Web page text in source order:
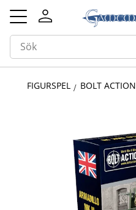
Meny
FIGURSPEL BOLT ACTION